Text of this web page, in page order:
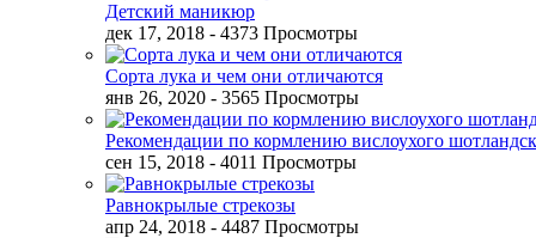
Детский маникюр
дек 17, 2018 - 4373 Просмотры
Сорта лука и чем они отличаются
янв 26, 2020 - 3565 Просмотры
Рекомендации по кормлению вислоухого
сен 15, 2018 - 4011 Просмотры
Равнокрылые стрекозы
апр 24, 2018 - 4487 Просмотры